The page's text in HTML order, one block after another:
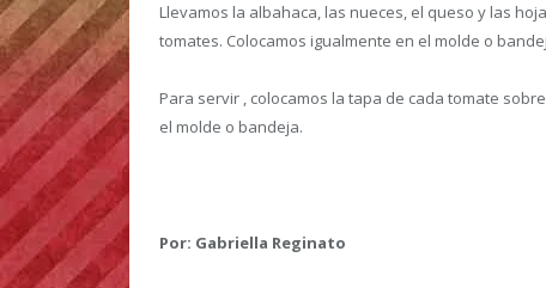
Llevamos la albahaca, las nueces, el queso y las
tomates. Colocamos igualmente en el molde o
Para servir , colocamos la tapa de cada tomate
el molde o bandeja.
Por: Gabriella Reginato